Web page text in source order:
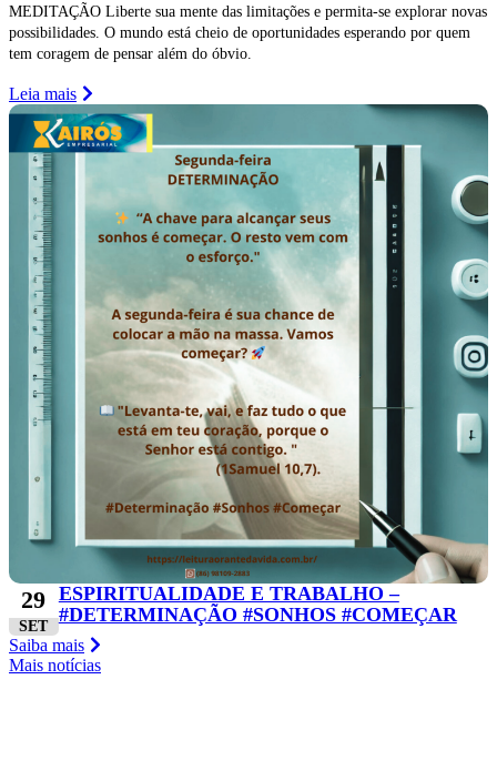
MEDITAÇÃO Liberte sua mente das limitações e permita-se explorar novas
possibilidades. O mundo está cheio de oportunidades esperando por quem
tem coragem de pensar além do óbvio.
Leia mais
29
SET
ESPIRITUALIDADE E TRABALHO –
#DETERMINAÇÃO #SONHOS #COMEÇAR
Saiba mais
Mais notícias